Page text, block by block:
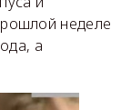
неделе
а